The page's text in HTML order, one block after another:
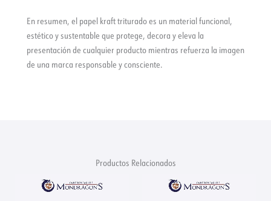
En resumen, el papel kraft triturado es un material funcional,
estético y sustentable que protege, decora y eleva la
presentación de cualquier producto mientras refuerza la imagen
de una marca responsable y consciente.
Productos Relacionados